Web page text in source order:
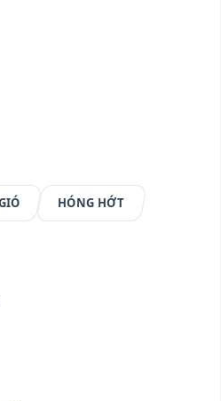
HÓNG HỚT